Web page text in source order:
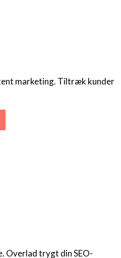
marketing. Tiltræk kunder
Overlad trygt din SEO-